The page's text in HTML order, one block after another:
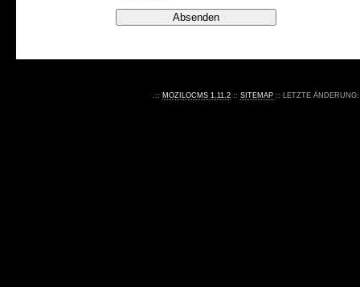
.:: MOZILOCMS 1.11.2 :: SITEMAP :: LETZTE